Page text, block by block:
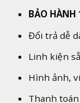
BẢO HÀNH
Đổi trả dễ
Linh kiện
Hình ảnh,
Thanh